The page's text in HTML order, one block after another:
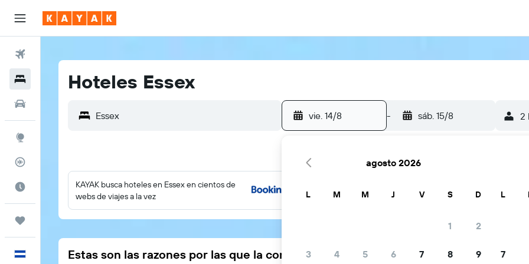
HotelesHoteles Essex
vie. 14/8 - sáb. 15/8 2
KAYAK busca hoteles en Essex en cientos de
webs de viajes a la vez
Estas son las razones por las que la comunidad viajera elige KAYAK
agosto 2026
L M M J V S D
1 2
3 4 5 6 7 8 9
L
7